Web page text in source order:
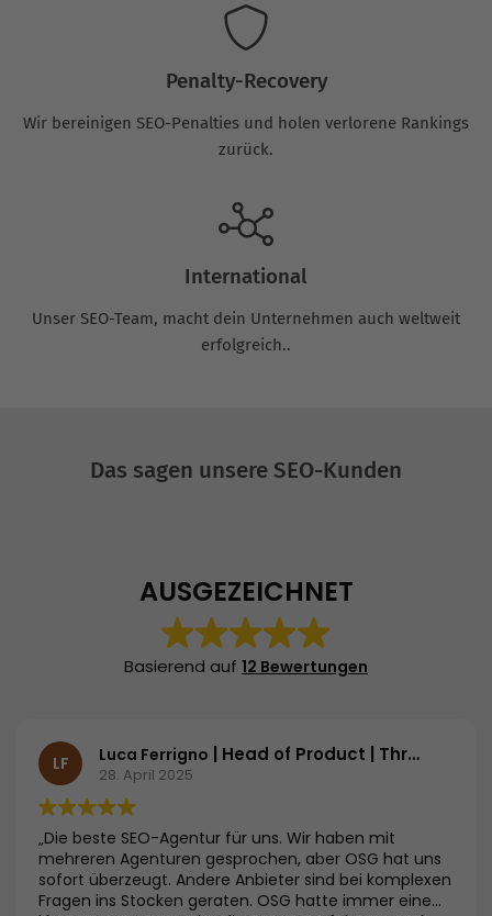
Penalty-Recovery
Wir bereinigen SEO-Penalties und holen verlorene Rankings
zurück.
International
Unser SEO-Team, macht dein Unternehmen auch weltweit
erfolgreich..
Das sagen unsere SEO-Kunden
AUSGEZEICHNET
Basierend auf 12 Bewertungen
LF Luca Ferrigno | Head of Product | Threema GmbH
28. April 2025
„Die beste SEO-Agentur für uns. Wir haben mit
mehreren Agenturen gesprochen, aber OSG hat uns
sofort überzeugt. Andere Anbieter sind bei komplexen
Fragen ins Stocken geraten. OSG hatte immer eine